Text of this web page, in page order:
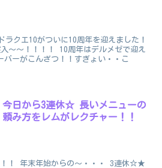
ラクエ10がついに10周年を迎えました！
～～！！！！ 10周年はデルメゼで迎え
ーがこんざつ！！すぎょい・・こ
今日から3連休☆ 長いメニューの
頼み方をレムがレクチャー！！
！！ 年末年始からの～・・・ 3連休☆★